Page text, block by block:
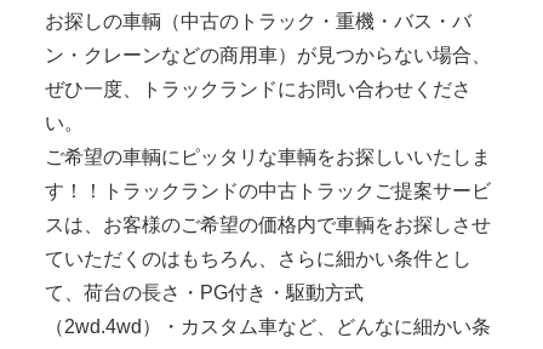
お探しの車輌（中古のトラック・重機・バス・バ
ン・クレーンなどの商用車）が見つからない場合、
ぜひ一度、トラックランドにお問い合わせくださ
い。
ご希望の車輌にピッタリな車輌をお探しいいたしま
す！！トラックランドの中古トラックご提案サービ
スは、お客様のご希望の価格内で車輌をお探しさせ
ていただくのはもちろん、さらに細かい条件とし
て、荷台の長さ・PG付き・駆動方式
（2wd.4wd）・カスタム車など、どんなに細かい条